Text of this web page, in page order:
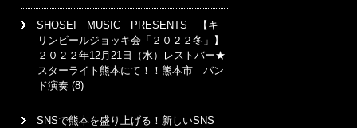
SHOSEI MUSIC PRESENTS 【キ
リンビールジョッキ会「２０２２冬」】
２０２２年12月21日（水）レストバー★
スターライト熊本にて！！熊本市 バン
ド演奏 (8)
SNSで熊本を盛り上げる！新しいSNS